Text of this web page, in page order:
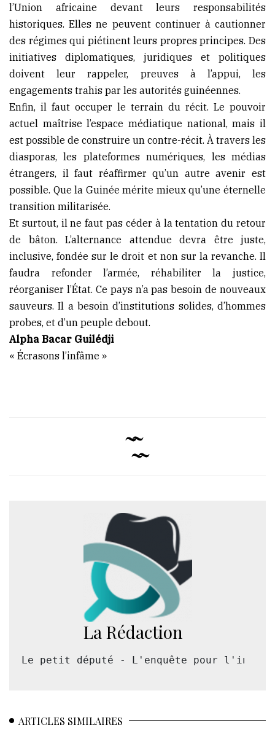
l’Union africaine devant leurs responsabilités
historiques. Elles ne peuvent continuer à cautionner
des régimes qui piétinent leurs propres principes. Des
initiatives diplomatiques, juridiques et politiques
doivent leur rappeler, preuves à l’appui, les
engagements trahis par les autorités guinéennes.
Enfin, il faut occuper le terrain du récit. Le pouvoir
actuel maîtrise l’espace médiatique national, mais il
est possible de construire un contre-récit. À travers les
diasporas, les plateformes numériques, les médias
étrangers, il faut réaffirmer qu’un autre avenir est
possible. Que la Guinée mérite mieux qu’une éternelle
transition militarisée.
Et surtout, il ne faut pas céder à la tentation du retour
de bâton. L’alternance attendue devra être juste,
inclusive, fondée sur le droit et non sur la revanche. Il
faudra refonder l’armée, réhabiliter la justice,
réorganiser l’État. Ce pays n’a pas besoin de nouveaux
sauveurs. Il a besoin d’institutions solides, d’hommes
probes, et d’un peuple debout.
Alpha Bacar Guilédji
« Écrasons l’infâme »
La Rédaction
Le petit député - L'enquête pour
ARTICLES SIMILAIRES